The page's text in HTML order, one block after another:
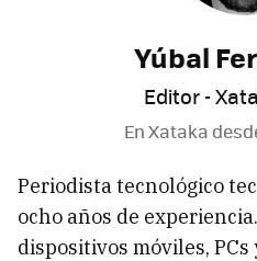
Yúbal
Editor -
En Xataka
Periodista tecnológico
ocho años de
dispositivos móviles,